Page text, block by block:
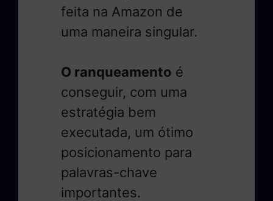
feita na Amazon de
uma maneira singular.
O ranqueamento é
conseguir, com uma
estratégia bem
executada, um ótimo
posicionamento para
palavras-chave
importantes.